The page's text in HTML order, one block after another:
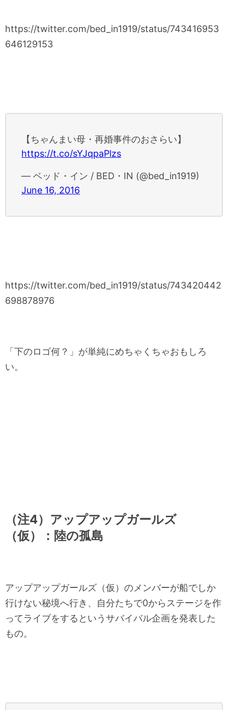
https://twitter.com/bed_in1919/status/743416953
646129153
【ちゃんまい母・再婚事件のおさらい】
https://t.co/sYJqpaPlzs
— ベッド・イン / BED・IN (@bed_in1919)
June 16, 2016
https://twitter.com/bed_in1919/status/743420442
698878976
「下のロゴ何？」が単純にめちゃくちゃおもしろ
い。
（注4）アップアップガールズ
（仮）：陸の孤島
アップアップガールズ（仮）のメンバーが船でしか
行けない秘境へ行き、自分たちで0からステージを作
ってライブをするというサバイバル企画を発表した
もの。